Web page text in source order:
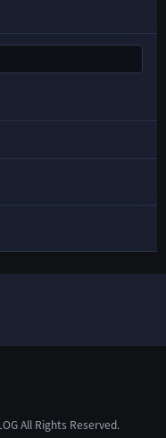
All Rights Reserved.